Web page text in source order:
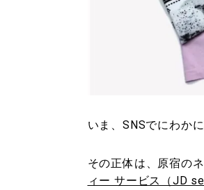
いま、SNSでにわか
その正体は、原宿の
ィー サービス（JD